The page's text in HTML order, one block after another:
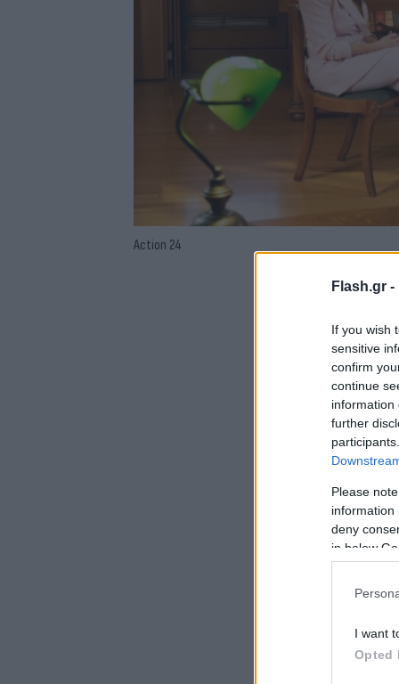
Flash.gr -
If you wish
sensitive
confirm
continue
information
further
Please
information
deny
in below
I want
Opted
Action 24